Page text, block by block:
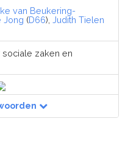
van Beukering-
Jong (D66), Judith Tielen
sociale zaken en